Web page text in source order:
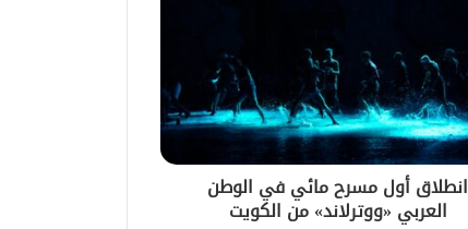
انطلاق أول مسرح مائي في الوطن
العربي «ووترلاند» من الكويت